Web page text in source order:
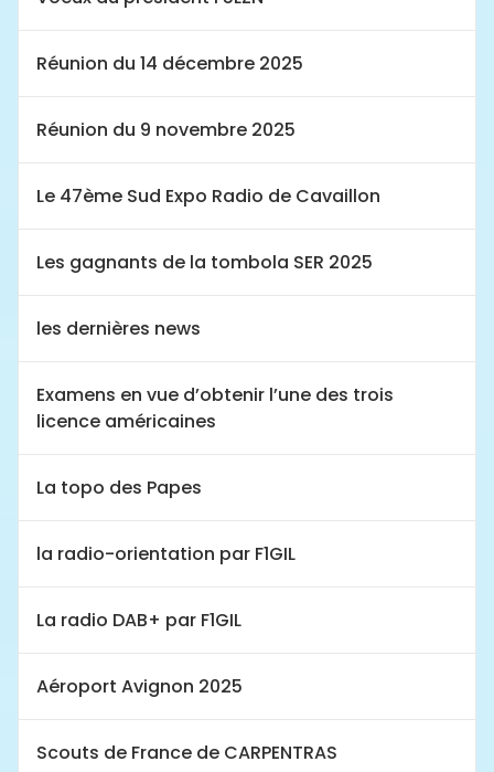
Réunion du 14 décembre 2025
Réunion du 9 novembre 2025
Le 47ème Sud Expo Radio de Cavaillon
Les gagnants de la tombola SER 2025
les dernières news
Examens en vue d’obtenir l’une des trois
licence américaines
La topo des Papes
la radio-orientation par F1GIL
La radio DAB+ par F1GIL
Aéroport Avignon 2025
Scouts de France de CARPENTRAS